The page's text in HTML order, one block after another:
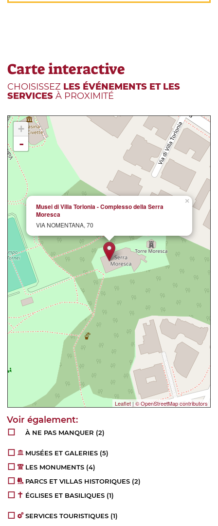
Carte interactive
CHOISISSEZ LES ÉVÉNEMENTS ET LES
SERVICES À PROXIMITÉ
×
Musei di Villa Torlonia - Complesso della Serra
Moresca
VIA NOMENTANA, 70
+
-
Leaflet | © OpenStreetMap contributors
À NE PAS MANQUER (2)
MUSÉES ET GALERIES (5)
LES MONUMENTS (4)
PARCS ET VILLAS HISTORIQUES (2)
ÉGLISES ET BASILIQUES (1)
SERVICES TOURISTIQUES (1)